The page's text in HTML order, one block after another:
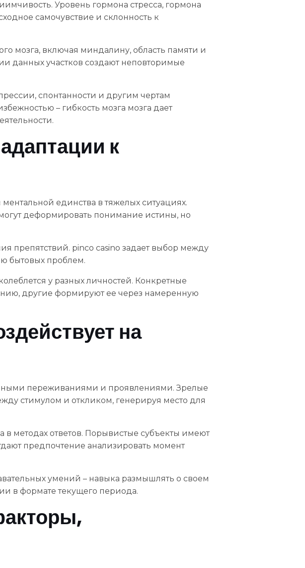
Уровень гормона стресса, гормона
самочувствие и склонность к
мозга, включая миндалину, область памяти и
данных участков создают неповторимые
спонтанности и другим чертам
– гибкость мозга мозга дает
к
единства в тяжелых ситуациях.
деформировать понимание истины, но
препятствий. pinco casino задает выбор между
бытовых проблем.
у разных личностей. Конкретные
другие формируют ее через намеренную
на
переживаниями и проявлениями. Зрелые
стимулом и откликом, генерируя место для
методах ответов. Порывистые субъекты имеют
предпочтение анализировать момент
умений – навыка размышлять о своем
в формате текущего периода.